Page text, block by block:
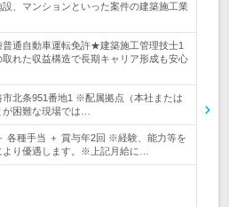
、マンションといった案件の建築施工業
普通自動車運転免許★建築施工管理技士1
れた収益構造で長期キャリア形成も安心
市北条951番地1 ※配属拠点（本社または
困難な現場では…
各種手当 ＋ 賞与年2回 ※経験、能力等を
より優遇します。※上記月給に…